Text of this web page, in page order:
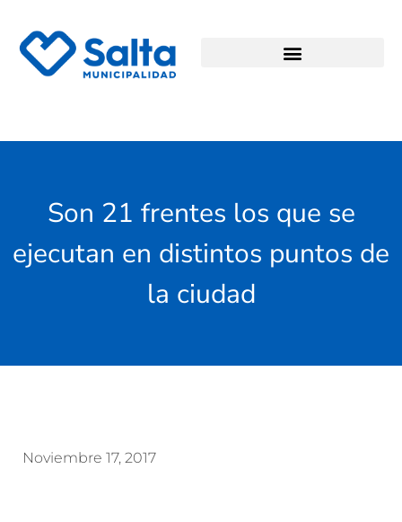
Son 21 frentes los que se
ejecutan en distintos puntos de
la ciudad
Noviembre 17, 2017